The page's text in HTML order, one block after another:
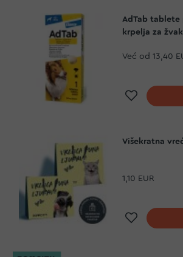
AdTab tablete
krpelja za
Već od 13,40
Višekratna
1,10 EUR